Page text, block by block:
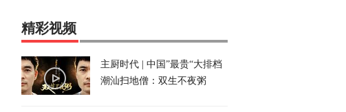
精彩视频
主厨时代 | 中国”最贵“大排档
潮汕扫地僧：双生不夜粥